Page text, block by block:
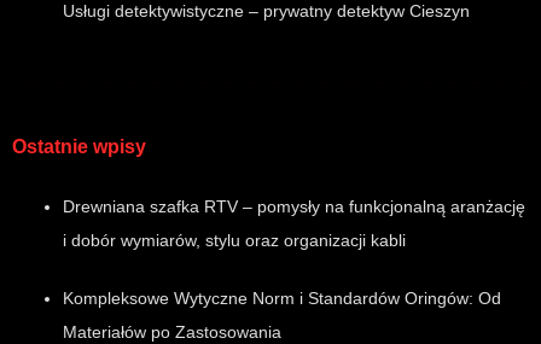
Usługi detektywistyczne – prywatny detektyw Cieszyn
Ostatnie wpisy
Drewniana szafka RTV – pomysły na funkcjonalną aranżację
i dobór wymiarów, stylu oraz organizacji kabli
Kompleksowe Wytyczne Norm i Standardów Oringów: Od
Materiałów po Zastosowania